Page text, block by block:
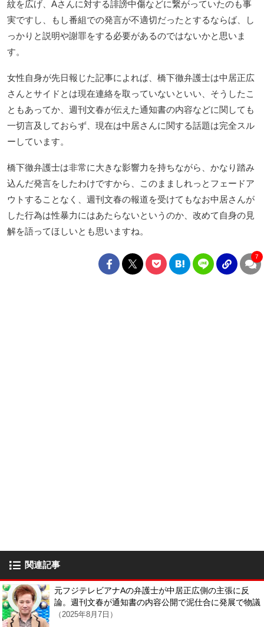
紋を広げ、Aさんに対する誹謗中傷などに繋がっていたのも事
実ですし、もし番組での発言が不適切だったとするならば、し
っかりと説明や謝罪をする必要があるのではないかと思いま
す。
女性自身が先日報じた記事によれば、橋下徹弁護士は中居正広
さんとサイドとは現在連絡を取っていないといい、そうしたこ
ともあってか、週刊文春が伝えた通知書の内容などに関しても
一切言及しておらず、現在は中居さんに関する話題は完全スル
ーしています。
橋下徹弁護士は非常に大きな影響力を持ちながら、かなり踏み
込んだ発言をしたわけですから、このまましれっとフェードア
ウトすることなく、週刊文春の報道を受けてもなお中居さんが
した行為は性暴力にはあたらないというのか、改めて自身の見
解を語ってほしいとも思いますね。
7
関連記事
元フジテレビアナAの弁護士が中居正広側の主張に反
論。週刊文春が通知書の内容公開で泥仕合に発展で物議
（2025年8月7日）